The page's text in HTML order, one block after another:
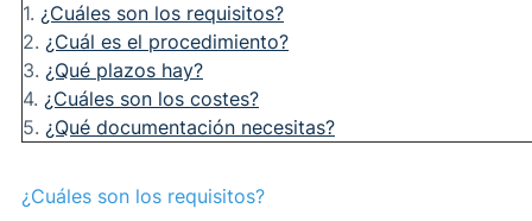
1. ¿Cuáles son los requisitos?
2. ¿Cuál es el procedimiento?
3. ¿Qué plazos hay?
4. ¿Cuáles son los costes?
5. ¿Qué documentación necesitas?
¿Cuáles son los requisitos?